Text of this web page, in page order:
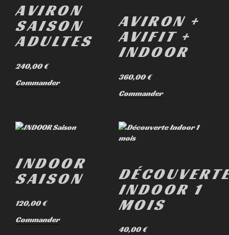
AVIRON
SAISON
ADULTES
240,00€
Commander
AVIRON +
AVIFIT +
INDOOR
360,00€
Commander
INDOOR
SAISON
120,00€
Commander
INDOOR 1
MOIS
40,00€